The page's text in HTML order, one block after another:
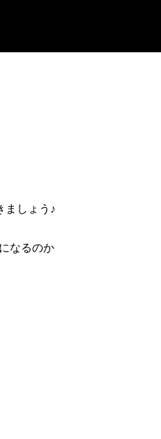
ましょう♪
なるのか